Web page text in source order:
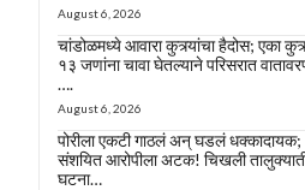
August 6, 2026
चांडोळमध्ये आवारा कुत्र्यांचा हैदोस; एका
१३ जणांना चावा घेतल्याने परिसरात
….
August 6, 2026
पोरीला एकटी गाठलं अन् घडलं धक्कादायक;
संशयित आरोपीला अटक! चिखली
घटना…